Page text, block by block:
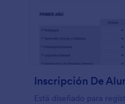
Está diseñado para